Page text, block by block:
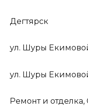
Дегтярск
ул. Шуры
ул. Шуры
Ремонт и